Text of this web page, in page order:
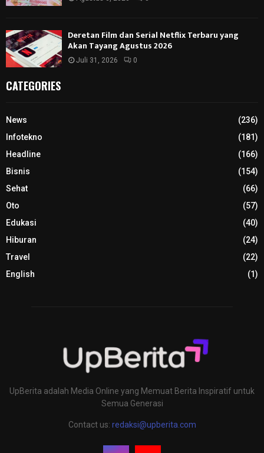
Deretan Film dan Serial Netflix Terbaru yang
Akan Tayang Agustus 2026
Juli 31, 2026 0
CATEGORIES
News
(236)
Infotekno
(181)
Headline
(166)
Bisnis
(154)
Sehat
(66)
Oto
(57)
Edukasi
(40)
Hiburan
(24)
Travel
(22)
English
(1)
UpBerita adalah Media Online yang Memuat Berita Inspiratif untuk
Semua Generasi
Contact us: redaksi@upberita.com